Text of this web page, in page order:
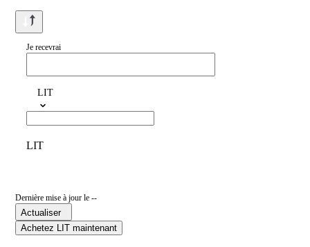
Je recevrai
LIT
LIT
Dernière mise à jour le --
Actualiser
Achetez LIT maintenant